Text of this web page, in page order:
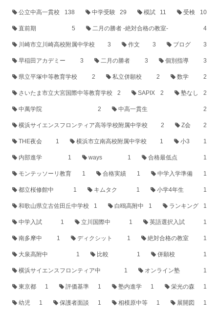
公立中高一貫校 138 中学受験 29 模試 11 受検 10
直前期 5 二月の勝者 -絶対合格の教室- 4
川崎市立川崎高校附属中学校 3 作文 3 ブログ 3
早稲田アカデミー 3 二月の勝者 3 個別指導 3
県立平塚中等教育学校 2 私立併願校 2 数学 2
さいたま市立大宮国際中等教育学校 2 SAPIX 2 塾なし 2
中萬学院 2 中高一貫生 2
横浜サイエンスフロンティア高等学校附属中学校 2 Z会 2
THE夜会 1 横浜市立南高校附属中学校 1 小3 1
内部進学 1 ways 1 合格最低点 1
モンテッソーリ教育 1 合格実績 1 中学入学準備 1
都立桜修館中 1 キムタク 1 小学4年生 1
和歌山県立古佐田丘中学校 1 白鴎高附中 1 ランキング 1
中学入試 1 立川国際中 1 英語選択入試 1
南多摩中 1 ディクシット 1 絶対合格の教室 1
大泉高附中 1 比較 1 併願校 1
横浜サイエンスフロンティア中 1 オンライン塾 1
東京都 1 評価基準 1 塾内進学 1 栄光の森 1
幼児 1 保護者面談 1 相模原中等 1 展開図 1